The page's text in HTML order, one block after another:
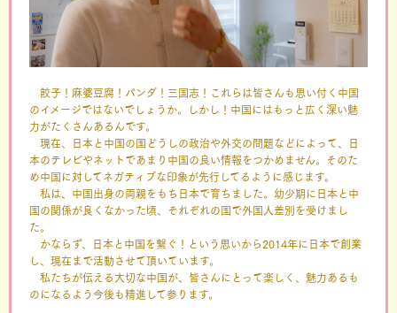
餃子！麻婆豆腐！パンダ！三国志！これらは皆さんも思い付く中国
のイメージではないでしょうか。しかし！中国にはもっと広く深い魅
力がたくさんあるんです。
現在、日本と中国の国どうしの政治や外交の問題などによって、日
本のテレビやネットであまり中国の良い情報をつかめません。そのた
め中国に対してネガティブな印象が先行してるように感じます。
私は、中国出身の両親をもち日本で育ちました。幼少期に日本と中
国の関係が良くなかった頃、それぞれの国で外国人差別を受けまし
た。
かならず、日本と中国を繋ぐ！という思いから2014年に日本で創業
し、現在まで活動させて頂いています。
私たちが伝える大切な中国が、皆さんにとって楽しく、魅力あるも
のになるよう今後も精進して参ります。